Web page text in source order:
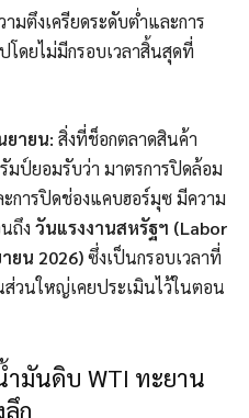
มตึงเครียดระดับต่ำและการ
โดยไม่มีกรอบเวลาสิ้นสุดที่
ยายน: สิ่งที่ช็อกตลาดสินค้า
ป์ยอมรับว่า มาตรการปิดล้อม
ะการปิดช่องแคบฮอร์มุซ มีความ
ถึง วันแรงงานสหรัฐฯ (Labor
ยน 2026)ซึ่งเป็นกรอบเวลาที่
วนใหญ่เคยประเมินไว้ในตอน
ำมันดิบ WTI ทะยาน
ก